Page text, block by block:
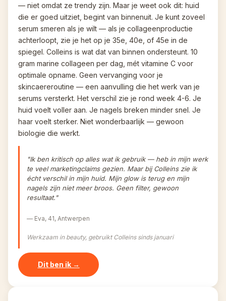
— niet omdat ze trendy zijn. Maar je weet ook dit: huid
die er goed uitziet, begint van binnenuit. Je kunt zoveel
serum smeren als je wilt — als je collageenproductie
achterloopt, zie je het op je 35e, 40e, of 45e in de
spiegel. Colleins is wat dat van binnen ondersteunt. 10
gram marine collageen per dag, mét vitamine C voor
optimale opname. Geen vervanging voor je
skincaereroutine — een aanvulling die het werk van je
serums versterkt. Het verschil zie je rond week 4-6. Je
huid voelt voller aan. Je nagels breken minder snel. Je
haar voelt sterker. Niet wonderbaarlijk — gewoon
biologie die werkt.
"Ik ben kritisch op alles wat ik gebruik — heb in mijn werk
te veel marketingclaims gezien. Maar bij Colleins zie ik
écht verschil in mijn huid. Mijn glow is terug en mijn
nagels zijn niet meer broos. Geen filter, gewoon
resultaat."
— Eva, 41, Antwerpen
Werkzaam in beauty, gebruikt Colleins sinds januari
Dit ben ik →